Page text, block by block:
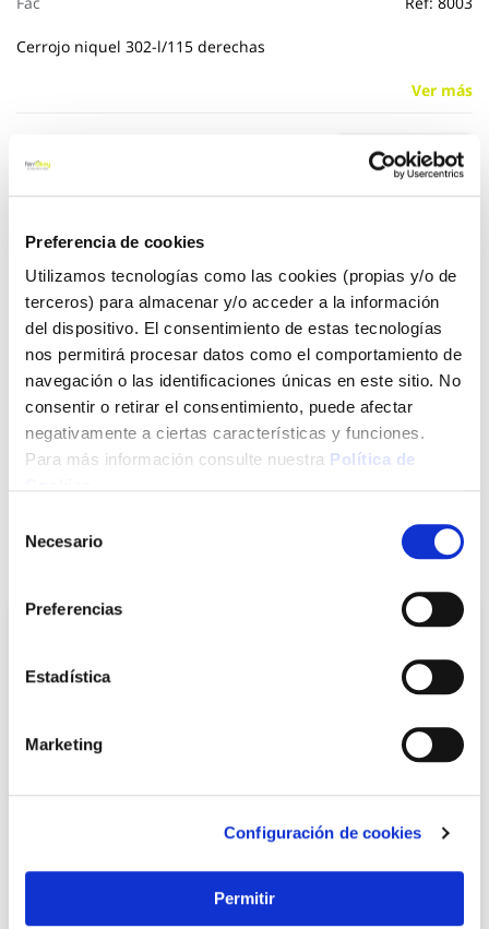
Preferencia de cookies
Utilizamos tecnologías como las cookies (propias y/o de
terceros) para almacenar y/o acceder a la información
del dispositivo. El consentimiento de estas tecnologías
nos permitirá procesar datos como el comportamiento de
navegación o las identificaciones únicas en este sitio. No
consentir o retirar el consentimiento, puede afectar
negativamente a ciertas características y funciones.
Para más información consulte nuestra Política de
Necesario
Preferencias
Estadística
Marketing
Configuración de cookies
Permitir
Cerrojo niquel 302-l/115 derechas
Ver más
70,65 €
Click&Collect - Recogida gratis
en nuestras tiendas
Envío a domicilio:
5 días hábiles
+ INFO
de
imágenes
Cerrojo 946lp/80 sistema l uve, cilindro ø 30x50mm
niquel fac
Fac